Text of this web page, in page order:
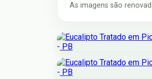
As imagens são